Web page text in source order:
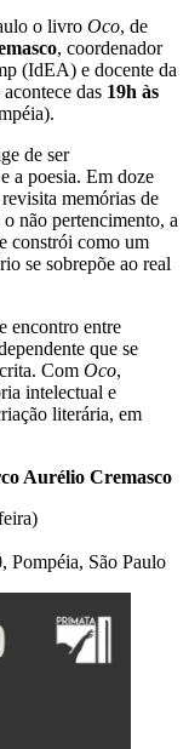
o livro Oco, de
, coordenador
(IdEA) e docente da
das 19h às
de ser
a poesia. Em doze
memórias de
não pertencimento, a
constrói como um
se sobrepõe ao real
encontro entre
que se
Com Oco,
intelectual e
literária, em
Aurélio Cremasco
Pompéia, São Paulo